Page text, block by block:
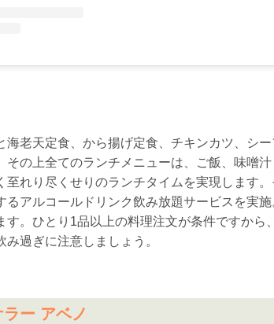
海老天定食、から揚げ定食、チキンカツ、シ
その上全てのランチメニューは、ご飯、味噌
至れり尽くせりのランチタイムを実現します
るアルコールドリンク飲み放題サービスを実
す。ひとり1品以上の料理注文が条件ですから
み過ぎに注意しましょう。
ー アベノ